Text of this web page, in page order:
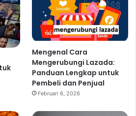
Mengenal Cara
Mengerubungi Lazada:
Panduan Lengkap untuk
Pembeli dan Penjual
Februari 6, 2026